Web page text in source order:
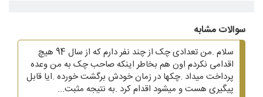
سوالات مشابه
سلام .من تعدادی چک از چند نفر دارم که از سال 94 هیچ
اقدامی نکردم اون هم بخاطر اینکه صاحب چک به من وعده
پرداخت میداد .چکها در زمان خودش برگشت خورده .ایا قابل
پیگیری هست و میشود اقدام کرد .به نتیجه مثبت...